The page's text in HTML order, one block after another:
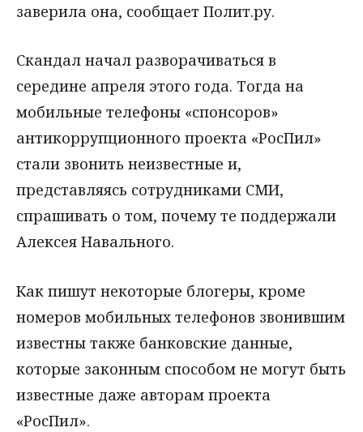
заверила она, сообщает Полит.ру.
Скандал начал разворачиваться в
середине апреля этого года. Тогда на
мобильные телефоны «спонсоров»
антикоррупционного проекта «РосПил»
стали звонить неизвестные и,
представляясь сотрудниками СМИ,
спрашивать о том, почему те поддержали
Алексея Навального.
Как пишут некоторые блогеры, кроме
номеров мобильных телефонов звонившим
известны также банковские данные,
которые законным способом не могут быть
известные даже авторам проекта
«РосПил».